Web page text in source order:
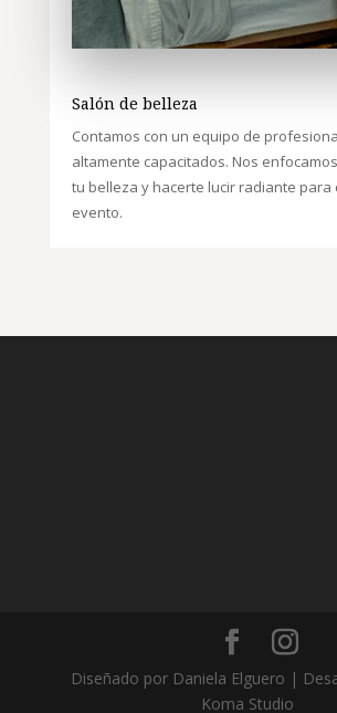
Salón de belleza
Contamos con un equipo de
altamente capacitados. Nos
tu belleza y hacerte lucir radiante para
evento.
Diseñado por Daniela Elguero |
Koma Studio